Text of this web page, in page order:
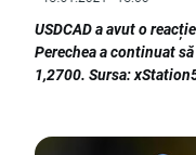
USDCAD a avut o
Perechea a continuat
1,2700. Sursa: